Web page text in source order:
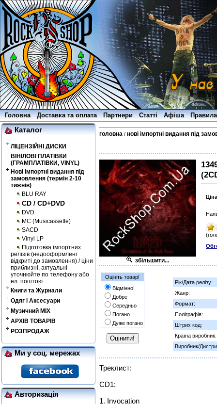
Головна Доставка та оплата Партнери Статті Афіша
Каталог
ЛІЦЕНЗІЙНІ ДИСКИ
ВІНІЛОВІ ПЛАТІВКИ
(ГРАМПЛАТІВКИ, VINYL)
Нові імпортні видання під
замовлення (термін 2-10
тижнів)
BLU RAY
CD / CD+DVD
DVD
MC (Musicassette)
SACD
Vinyl LP
Підготовка імпортних
релізів (недооформлені
відкриті до замовлення) / ціни
приблизні, актуальні
уточнюйте по телефону або
ел. поштою
Книги та Журнали
Одяг і Аксесуари
Музичний MIX
АРХІВ ТОВАРІВ
РОЗПРОДАЖ
Ми у соц. мережах
Авторизація
головна / нові імпортні видання під
збільшити...
Оцініть товар!
Відмінно!
Добре
Середньо
Погано
Дуже погано
Рік/Дата релізу:
Жанр:
Формат:
Поліграфія:
Штрих код:
Країна виробник:
Виробник/
Треклист:
CD1:
1. Invocation